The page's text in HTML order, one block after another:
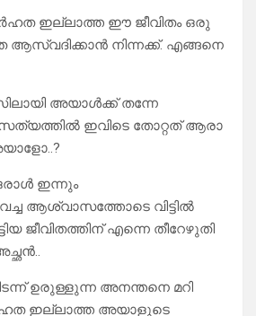
ഇല്ലാത്ത ഈ ജീവിതം ഒരു
ആസ്വദിക്കാൻ നിന്നക്ക്. എങ്ങനെ
അയാൾക്ക് തന്നേ
സത്യത്തിൽ ഇവിടെ തോറ്റത് ആരാ
ഇന്നും
ആശ്വാസത്തോടെ വിട്ടിൽ
ജീവിതത്തിന് എന്നെ തീറേഴുതി
ഉരുള്ളുന്ന അനന്തനെ മറി
ഇല്ലാത്ത അയാളുടെ